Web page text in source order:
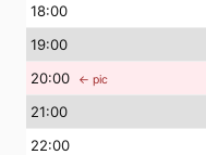
18:00
19:00
20:00 ← pic
21:00
22:00